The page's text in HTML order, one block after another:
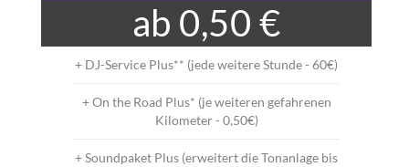
ab 0,50 €
+ DJ-Service Plus** (jede weitere Stunde - 60€)
+ On the Road Plus* (je weiteren gefahrenen
Kilometer - 0,50€)
+ Soundpaket Plus (erweitert die Tonanlage bis